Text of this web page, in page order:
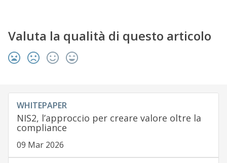
Valuta la qualità di questo articolo
WHITEPAPER
NIS2, l’approccio per creare valore oltre la
compliance
09 Mar 2026